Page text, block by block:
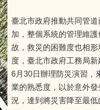
臺北市政府推動共同管
加，整個系統的管理維
故，救災的困難度也相
度，臺北市政府工務局
6月30日辦理防災演習，
業的熟悉度，以於意外
況，達到將災害降至最低